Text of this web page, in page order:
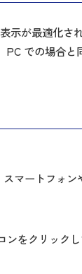
示が最適化
での場合と
マートフォ
をクリックし